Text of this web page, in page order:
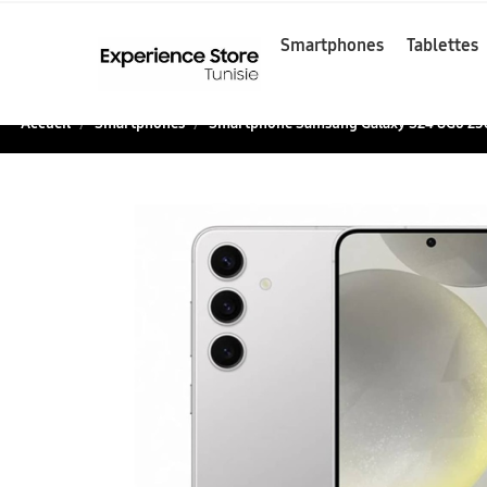
Smartphones Tablettes
Accueil Smartphones Smartphone Samsung Galaxy S24 8Go